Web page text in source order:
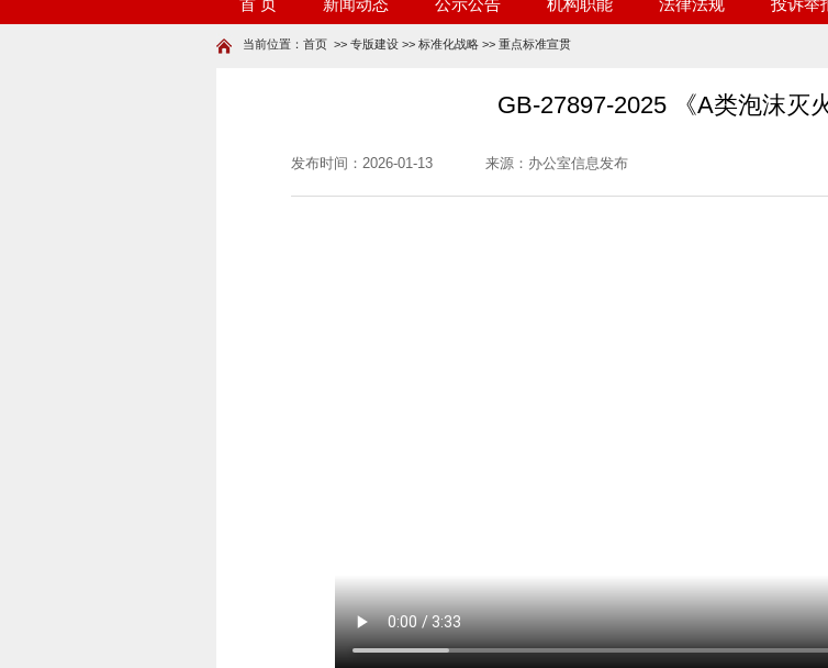
当前位置： 首页>> 专版建设>> 标准化战略>> 重点标准宣贯
GB-27897-2025 《A类泡沫灭
发布时间：2026-01-13 来源：办公室信息发布